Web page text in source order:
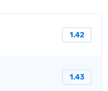
1.42
1.43